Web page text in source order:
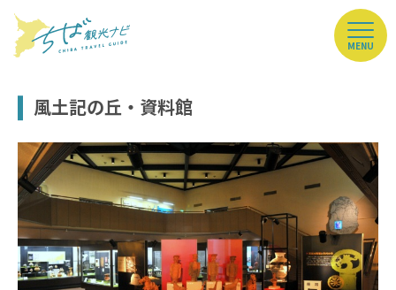
MENU
風土記の丘・資料館